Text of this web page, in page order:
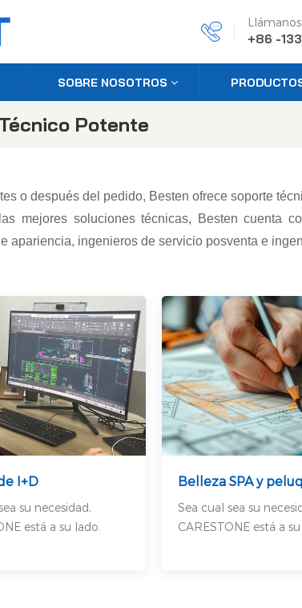
Llámanos
+86 -
SOBRE NOSOTROS
Potente
o después del pedido, Besten ofrece soporte
mejores soluciones técnicas, Besten cuenta
apariencia, ingenieros de servicio posventa e
I+D
su necesidad,
está a su lado.
Belleza SPA y
Sea cual sea su
CARESTONE está a